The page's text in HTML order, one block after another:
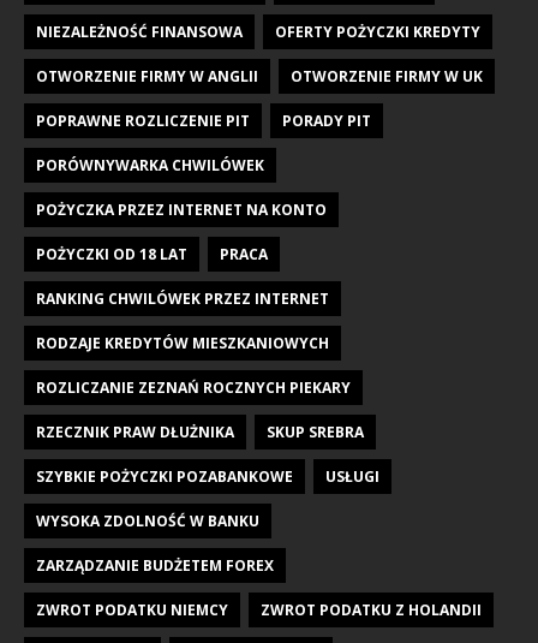
NIEZALEŻNOŚĆ FINANSOWA OFERTY POŻYCZKI KREDYTY
OTWORZENIE FIRMY W ANGLII OTWORZENIE FIRMY W UK
POPRAWNE ROZLICZENIE PIT PORADY PIT
PORÓWNYWARKA CHWILÓWEK
POŻYCZKA PRZEZ INTERNET NA KONTO
POŻYCZKI OD 18 LAT PRACA
RANKING CHWILÓWEK PRZEZ INTERNET
RODZAJE KREDYTÓW MIESZKANIOWYCH
ROZLICZANIE ZEZNAŃ ROCZNYCH PIEKARY
RZECZNIK PRAW DŁUŻNIKA SKUP SREBRA
SZYBKIE POŻYCZKI POZABANKOWE USŁUGI
WYSOKA ZDOLNOŚĆ W BANKU
ZARZĄDZANIE BUDŻETEM FOREX
ZWROT PODATKU NIEMCY ZWROT PODATKU Z HOLANDII